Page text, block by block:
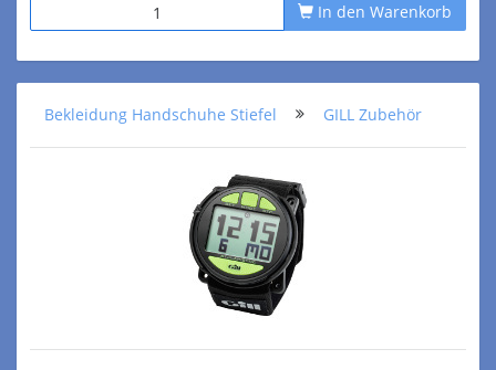
In den Warenkorb
Bekleidung Handschuhe Stiefel GILL Zubehör